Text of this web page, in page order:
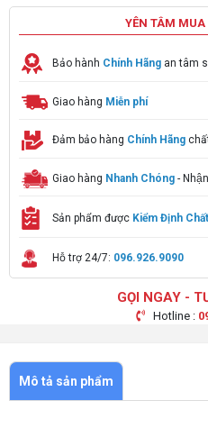
YÊN TÂM
Bảo hành Chính Hãng an tâm
Giao hàng Miễn phí
Đảm bảo hàng Chính Hãng
Giao hàng Nhanh Chóng -
Sản phẩm được Kiểm Định
Hỗ trợ 24/7: 096.926.9090
GỌI NGAY -
Hotline :
Mô tả sản phẩm